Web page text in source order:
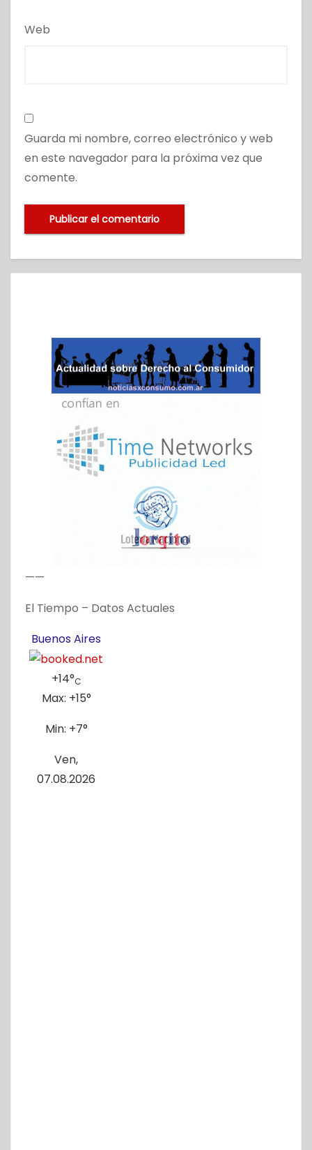
Web
Guarda mi nombre, correo electrónico y web
en este navegador para la próxima vez que
comente.
——
El Tiempo – Datos Actuales
Buenos Aires
+14°C
Max: +15°
Min: +7°
Ven,
07.08.2026